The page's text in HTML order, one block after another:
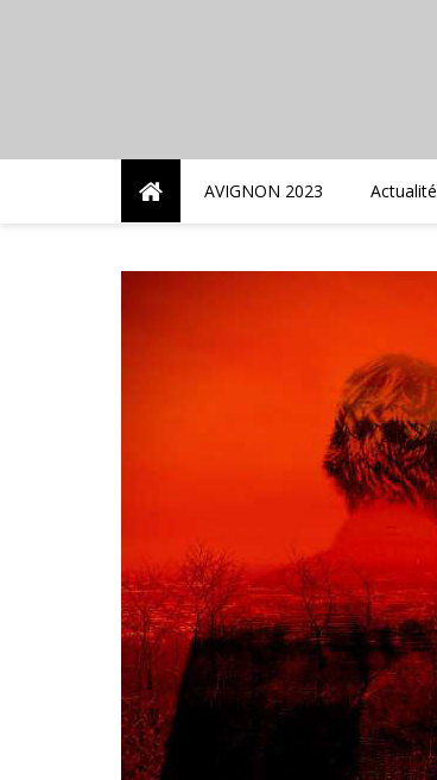
AVIGNON 2023 Actualité